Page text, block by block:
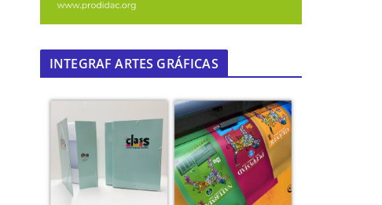
INTEGRAF ARTES GRÁFICAS